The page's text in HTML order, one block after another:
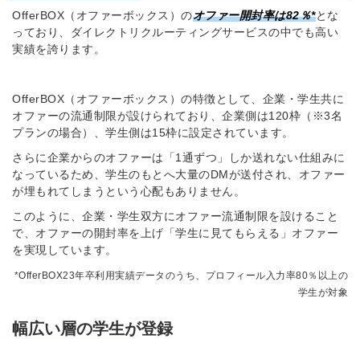
OfferBOX（オファーボックス）のオファー開封率は82％*とな
っており、ダイレクトリクルーティングサービスの中でも高い
実績を誇ります。
OfferBOX（オファーボックス）の特徴として、企業・学生共に
オファーの流通制限が設けられており、企業側は120枠（※3名
プランの場合）、学生側は15枠に設定されています。
さらに企業からのオファーは「1通ずつ」しか送れない仕組みに
なっているため、学生のもとへ大量のDMが送付され、オファー
が埋もれてしまうという心配もありません。
このように、企業・学生双方にオファー流通制限を設けること
で、オファーの開封率を上げ「学生に見てもらえる」オファー
を実現しています。
*OfferBOX23年卒利用実績データのうち、プロフィール入力率80％以上の
学生が対象
幅広い層の学生が登録